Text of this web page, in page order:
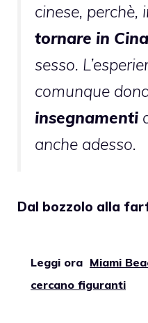
cinese, perchè,
tornare in Cina
sesso.
comunque
insegnamenti
anche adesso.
Dal bozzolo alla
Leggi ora Miami
cercano figuranti